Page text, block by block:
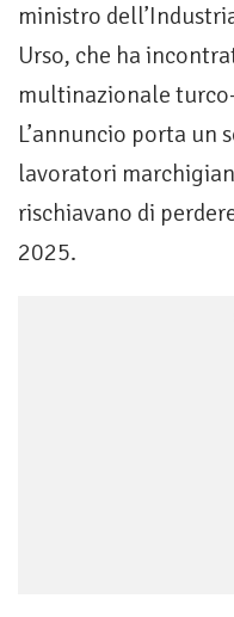
ministro
Urso, che ha
multinazionale
L’annuncio porta un
lavoratori
rischiavano di
2025.